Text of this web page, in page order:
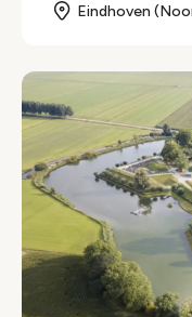
Eindhoven